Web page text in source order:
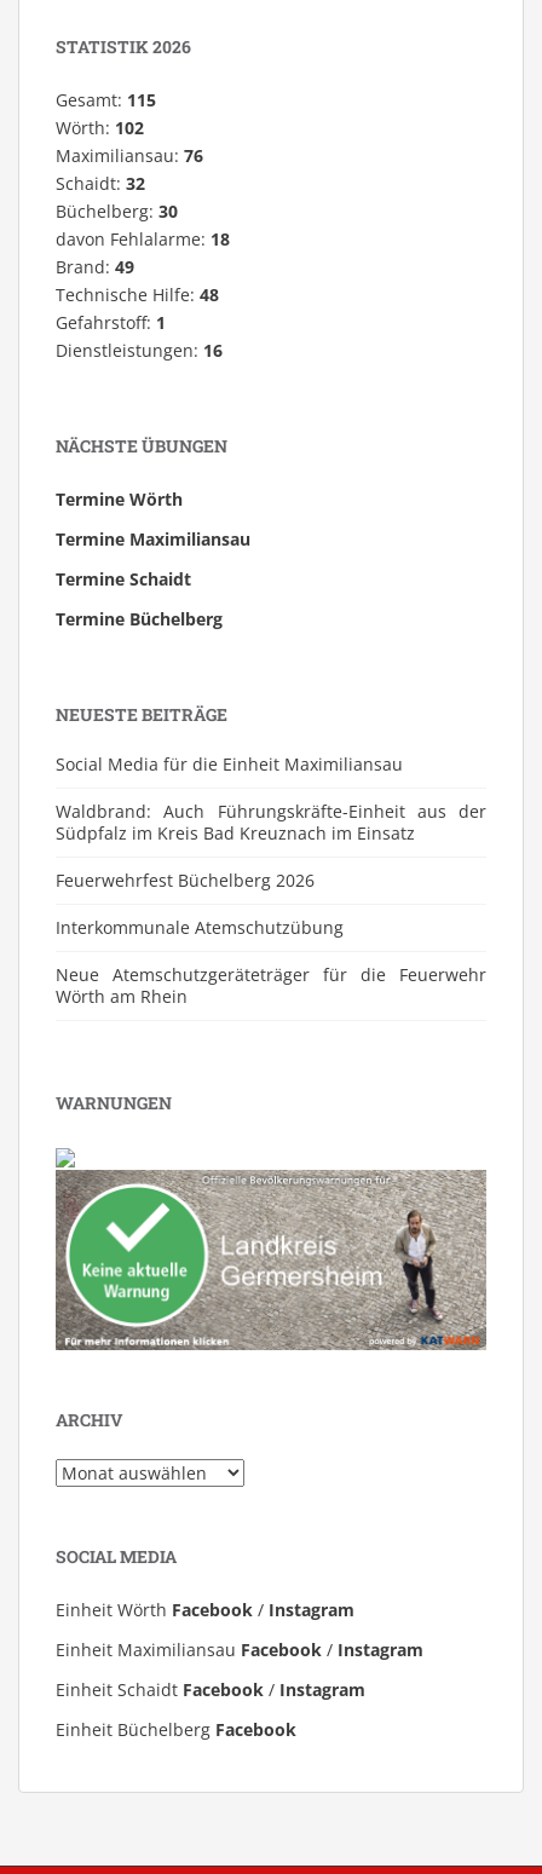
STATISTIK 2026
Gesamt: 115
Wörth: 102
Maximiliansau: 76
Schaidt: 32
Büchelberg: 30
davon Fehlalarme: 18
Brand: 49
Technische Hilfe: 48
Gefahrstoff: 1
Dienstleistungen: 16
NÄCHSTE ÜBUNGEN
Termine Wörth
Termine Maximiliansau
Termine Schaidt
Termine Büchelberg
NEUESTE BEITRÄGE
Social Media für die Einheit Maximiliansau
Waldbrand: Auch Führungskräfte-Einheit aus der
Südpfalz im Kreis Bad Kreuznach im Einsatz
Feuerwehrfest Büchelberg 2026
⁠Interkommunale Atemschutzübung
Neue Atemschutzgeräteträger für die Feuerwehr
Wörth am Rhein
WARNUNGEN
ARCHIV
Archiv
SOCIAL MEDIA
Einheit Wörth Facebook / Instagram
Einheit Maximiliansau Facebook / Instagram
Einheit Schaidt Facebook / Instagram
Einheit Büchelberg Facebook